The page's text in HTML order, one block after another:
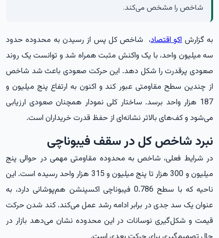
شاخص را مشخص می‌کند.
به گزارشاکو اقتصاد، شاخص کل پس از رسیدن به محدوده حدود
سه میلیون واحد، با یک واکنش مثبت همراه شد و توانست یک روند
صعودی پرقدرت را شکل دهد. این حرکت صعودی باعث شد شاخص
از چندین سطح مقاومتی عبور کند و اکنون به ارتفاع پنج میلیون و
187 هزار واحد برسد. ساختار کلی نمودار همچنان صعودی ارزیابی
می‌شود و کف‌های بالاتر نشانه‌ای از حفظ قدرت خریداران است.
نبرد شاخص کل در سقف فیبوناچی
در شرایط فعلی، شاخص به محدوده مقاومتی مهمی در حوالی پنج
میلیون و 300 هزار تا پنج میلیون و 315 هزار واحد رسیده است. این
ناحیه که با سطح 0.786 فیبوناچی اکسپنشن هم‌پوشانی دارد، به
عنوان یک سد جدی در برابر ادامه رشد عمل می‌کند. کند شدن حرکت
قیمت و شکل‌گیری نوسانات در این محدوده نشان می‌دهد بازار در